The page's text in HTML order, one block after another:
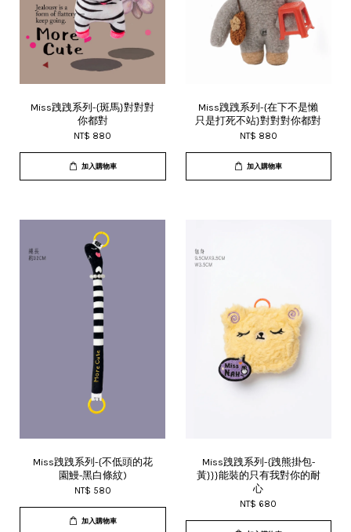
Miss跩跩系列-{斑馬}對對對
你都對
NT$ 880
加入購物車
Miss跩跩系列-{在下不是懶
只是打死不站}對對對你都對
NT$ 880
加入購物車
Miss跩跩系列-{不低頭的花
園鰻-黑白條紋)
NT$ 580
加入購物車
Miss跩跩系列-{跩熊掛包-
黃}}}能裝的只有我對你的耐
心
NT$ 680